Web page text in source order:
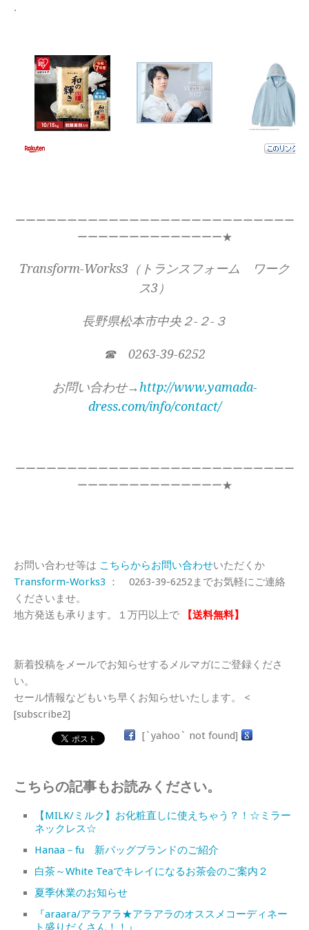
.
ーーーーーーーーーーーーーーーーーーーーーーーーーーー
ーーーーーーーーーーーーーー★
Transform-Works3（トランスフォーム ワーク
ス3）
長野県松本市中央２-２-３
☎ 0263-39-6252
お問い合わせ→http://www.yamada-
dress.com/info/contact/
ーーーーーーーーーーーーーーーーーーーーーーーーーーー
ーーーーーーーーーーーーーー★
お問い合わせ等は こちらからお問い合わせいただくか
Transform-Works3 ： 0263-39-6252までお気軽にご連絡
くださいませ。
地方発送も承ります。１万円以上で
【送料無料】
新着投稿をメールでお知らせするメルマガにご登録くださ
い。
セール情報などもいち早くお知らせいたします。 <
[subscribe2]
[`yahoo` not found]
こちらの記事もお読みください。
【MILK/ミルク】お化粧直しに使えちゃう？！☆ミラー
ネックレス☆
Hanaa－fu 新バッグブランドのご紹介
白茶～White Teaでキレイになるお茶会のご案内２
夏季休業のお知らせ
『araara/アラアラ★アラアラのオススメコーディネー
ト盛りだくさん！！』